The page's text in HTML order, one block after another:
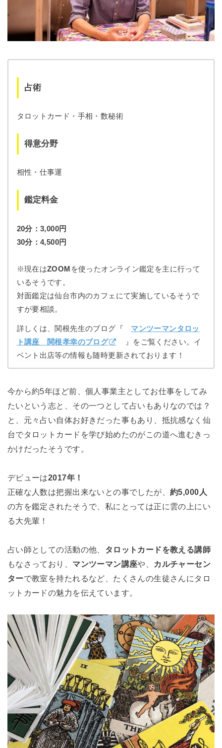
占術
タロットカード・手相・数秘術
得意分野
相性・仕事運
鑑定料金
20分：3,000円
30分：4,500円
※現在はZOOM を使ったオンライン鑑定を主に行って
いるそうです。
対面鑑定は仙台市内のカフェにて実施しているそうで
すが要相談。
詳しくは、関根先生のブログ『 マンツーマンタロッ
ト講座 関根孝幸のブログ
』をご覧ください。イ
ベント出店等の情報も随時更新されております！
今から約5年ほど前、個人事業主としてお仕事をしてみ
たいという志と、その一つとして占いもありなのでは？
と、元々占い自体お好きだった事もあり、抵抗感なく仙
台でタロットカードを学び始めたのがこの道へ進むきっ
かけだったそうです。
デビューは2017年！
正確な人数は把握出来ないとの事でしたが、約5,000人
の方を鑑定されたそうで、私にとっては正に雲の上にい
る大先輩！
占い師としての活動の他、 タロットカードを教える講師
もなさっており、 マンツーマン講座や、 カルチャーセン
ターで教室を持たれるなど、たくさんの生徒さんにタロ
ットカードの魅力を伝えています。